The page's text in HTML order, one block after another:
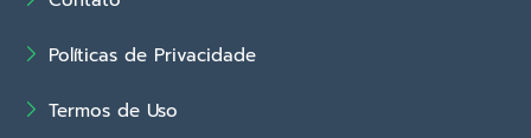
Políticas de Privacidade
Termos de Uso